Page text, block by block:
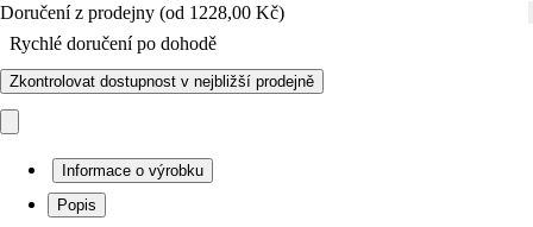
Doručení z prodejny (od 1228,00 Kč)
Rychlé doručení po dohodě
Zkontrolovat dostupnost v nejbližší prodejně
Informace o výrobku
Popis